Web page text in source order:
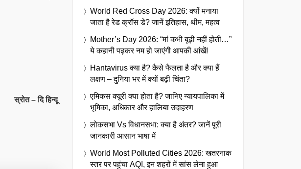
स्रोत – दि हिन्दू
World Red Cross Day 2026: क्यों मनाया
जाता है रेड क्रॉस डे? जानें इतिहास, थीम, महत्व
Mother’s Day 2026: “मां कभी बूढ़ी नहीं होती…”
ये कहानी पढ़कर नम हो जाएंगी आपकी आंखें!
Hantavirus क्या है? कैसे फैलता है और क्या हैं
लक्षण – दुनिया भर में क्यों बढ़ी चिंता?
एमिकस क्यूरी क्या होता है? जानिए न्यायपालिका में
भूमिका, अधिकार और हालिया उदाहरण
लोकसभा Vs विधानसभा: क्या है अंतर? जानें पूरी
जानकारी आसान भाषा में
World Most Polluted Cities 2026: खतरनाक
स्तर पर पहुंचा AQI, इन शहरों में सांस लेना हुआ